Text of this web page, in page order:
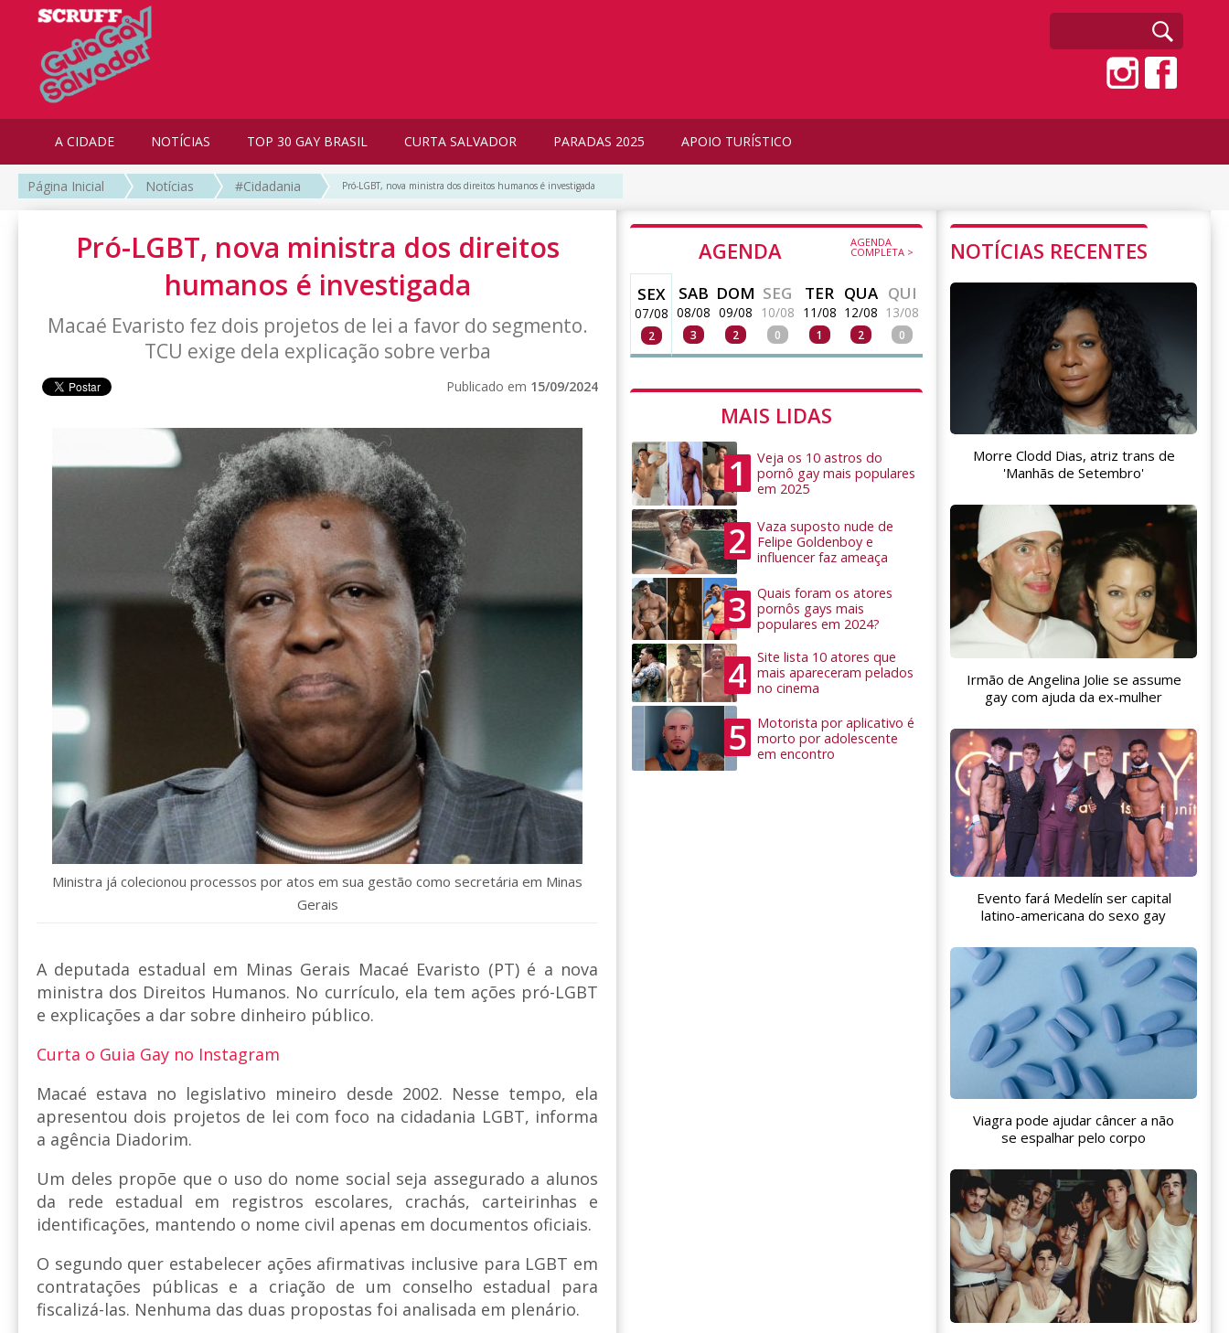
A CIDADE NOTÍCIAS TOP 30 GAY BRASIL CURTA SALVADOR PARADAS 2025 APOIO TURÍSTICO
Página Inicial Notícias #Cidadania Pró-LGBT, nova ministra dos direitos humanos é investigada
Pró-LGBT, nova ministra dos direitos
humanos é investigada
Macaé Evaristo fez dois projetos de lei a favor do segmento.
TCU exige dela explicação sobre verba
Publicado em 15/09/2024
Ministra já colecionou processos por atos em sua gestão como secretária em Minas
Gerais
A deputada estadual em Minas Gerais Macaé Evaristo (PT) é a nova
ministra dos Direitos Humanos. No currículo, ela tem ações pró-LGBT
e explicações a dar sobre dinheiro público.
Curta o Guia Gay no Instagram
Macaé estava no legislativo mineiro desde 2002. Nesse tempo, ela
apresentou dois projetos de lei com foco na cidadania LGBT, informa
a agência Diadorim.
Um deles propõe que o uso do nome social seja assegurado a alunos
da rede estadual em registros escolares, crachás, carteirinhas e
identificações, mantendo o nome civil apenas em documentos oficiais.
O segundo quer estabelecer ações afirmativas inclusive para LGBT em
contratações públicas e a criação de um conselho estadual para
fiscalizá-las. Nenhuma das duas propostas foi analisada em plenário.
AGENDA AGENDA
COMPLETA >
SEX
07/08
2
SAB
08/08
3
DOM
09/08
2
SEG
10/08
0
TER
11/08
1
QUA
12/08
2
QUI
13/08
0
MAIS LIDAS
1
Veja os 10 astros do
pornô gay mais populares
em 2025
2
Vaza suposto nude de
Felipe Goldenboy e
influencer faz ameaça
3
Quais foram os atores
pornôs gays mais
populares em 2024?
4
Site lista 10 atores que
mais apareceram pelados
no cinema
5
Motorista por aplicativo é
morto por adolescente
em encontro
NOTÍCIAS RECENTES
Morre Clodd Dias, atriz trans de
'Manhãs de Setembro'
Irmão de Angelina Jolie se assume
gay com ajuda da ex-mulher
Evento fará Medelín ser capital
latino-americana do sexo gay
Viagra pode ajudar câncer a não
se espalhar pelo corpo